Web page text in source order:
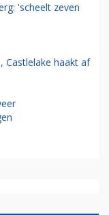
'scheelt zeven
Castlelake haakt af